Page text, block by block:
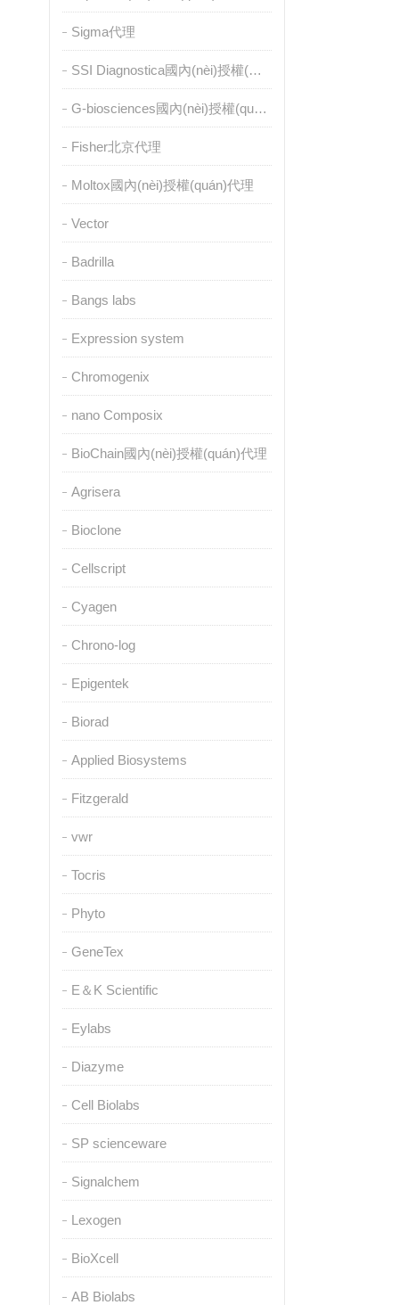
Sigma代理
SSI Diagnostica國內(nèi)授權(quán)代理
G-biosciences國內(nèi)授權(quán)代理
Fisher北京代理
Moltox國內(nèi)授權(quán)代理
Vector
Badrilla
Bangs labs
Expression system
Chromogenix
nano Composix
BioChain國內(nèi)授權(quán)代理
Agrisera
Bioclone
Cellscript
Cyagen
Chrono-log
Epigentek
Biorad
Applied Biosystems
Fitzgerald
vwr
Tocris
Phyto
GeneTex
E＆K Scientific
Eylabs
Diazyme
Cell Biolabs
SP scienceware
Signalchem
Lexogen
BioXcell
AB Biolabs